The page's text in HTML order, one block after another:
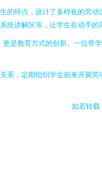
的特点，设计了多样化的劳
统讲解区等，让学生在动手的
更是教育方式的创新。一位
系，定期组织学生前来开展
如若转